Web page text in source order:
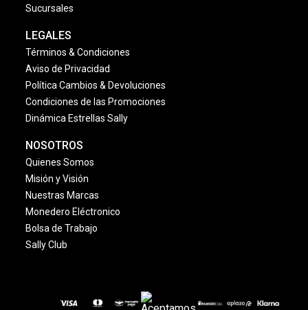
Sucursales
LEGALES
Términos & Condiciones
Aviso de Privacidad
Política Cambios & Devoluciones
Condiciones de las Promociones
Dinámica Estrellas Sally
NOSOTROS
Quienes Somos
Misión y Visión
Nuestras Marcas
Monedero Eléctronico
Bolsa de Trabajo
Sally Club